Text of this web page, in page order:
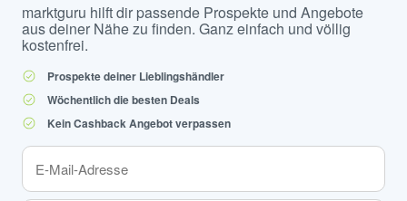
marktguru hilft dir passende Prospekte und Angebote
aus deiner Nähe zu finden. Ganz einfach und völlig
kostenfrei.
Prospekte deiner Lieblingshändler
Wöchentlich die besten Deals
Kein Cashback Angebot verpassen